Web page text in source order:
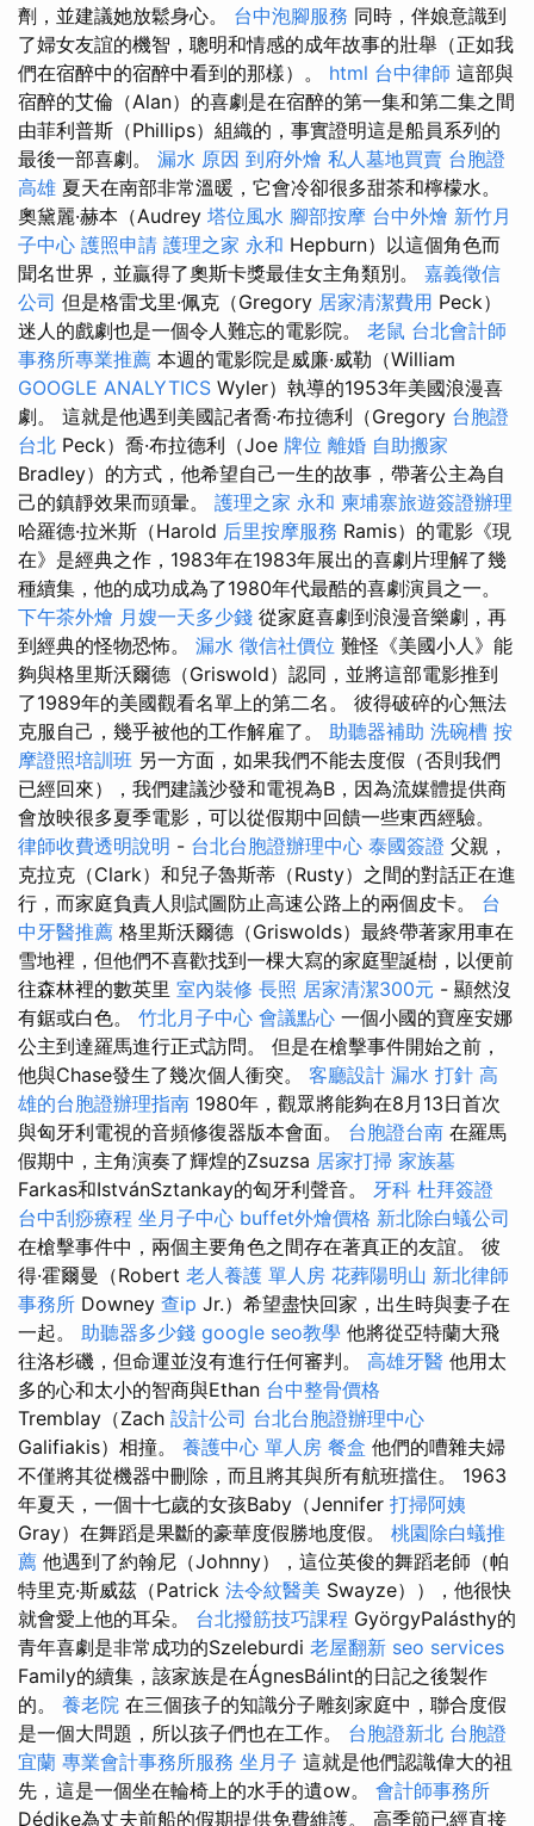
劑，並建議她放鬆身心。 台中泡腳服務 同時，伴娘意識到
了婦女友誼的機智，聰明和情感的成年故事的壯舉（正如我
們在宿醉中的宿醉中看到的那樣）。 html 台中律師 這部與
宿醉的艾倫（Alan）的喜劇是在宿醉的第一集和第二集之間
由菲利普斯（Phillips）組織的，事實證明這是船員系列的
最後一部喜劇。 漏水 原因 到府外燴 私人墓地買賣 台胞證
高雄 夏天在南部非常溫暖，它會冷卻很多甜茶和檸檬水。
奧黛麗·赫本（Audrey 塔位風水 腳部按摩 台中外燴 新竹月
子中心 護照申請 護理之家 永和 Hepburn）以這個角色而
聞名世界，並贏得了奧斯卡獎最佳女主角類別。 嘉義徵信
公司 但是格雷戈里·佩克（Gregory 居家清潔費用 Peck）
迷人的戲劇也是一個令人難忘的電影院。 老鼠 台北會計師
事務所專業推薦 本週的電影院是威廉·威勒（William
GOOGLE ANALYTICS Wyler）執導的1953年美國浪漫喜
劇。 這就是他遇到美國記者喬·布拉德利（Gregory 台胞證
台北 Peck）喬·布拉德利（Joe 牌位 離婚 自助搬家
Bradley）的方式，他希望自己一生的故事，帶著公主為自
己的鎮靜效果而頭暈。 護理之家 永和 柬埔寨旅遊簽證辦理
哈羅德·拉米斯（Harold 后里按摩服務 Ramis）的電影《現
在》是經典之作，1983年在1983年展出的喜劇片理解了幾
種續集，他的成功成為了1980年代最酷的喜劇演員之一。
下午茶外燴 月嫂一天多少錢 從家庭喜劇到浪漫音樂劇，再
到經典的怪物恐怖。 漏水 徵信社價位 難怪《美國小人》能
夠與格里斯沃爾德（Griswold）認同，並將這部電影推到
了1989年的美國觀看名單上的第二名。 彼得破碎的心無法
克服自己，幾乎被他的工作解雇了。 助聽器補助 洗碗槽 按
摩證照培訓班 另一方面，如果我們不能去度假（否則我們
已經回來），我們建議沙發和電視為B，因為流媒體提供商
會放映很多夏季電影，可以從假期中回饋一些東西經驗。
律師收費透明說明 - 台北台胞證辦理中心 泰國簽證 父親，
克拉克（Clark）和兒子魯斯蒂（Rusty）之間的對話正在進
行，而家庭負責人則試圖防止高速公路上的兩個皮卡。 台
中牙醫推薦 格里斯沃爾德（Griswolds）最終帶著家用車在
雪地裡，但他們不喜歡找到一棵大寫的家庭聖誕樹，以便前
往森林裡的數英里 室內裝修 長照 居家清潔300元 - 顯然沒
有鋸或白色。 竹北月子中心 會議點心 一個小國的寶座安娜
公主到達羅馬進行正式訪問。 但是在槍擊事件開始之前，
他與Chase發生了幾次個人衝突。 客廳設計 漏水 打針 高
雄的台胞證辦理指南 1980年，觀眾將能夠在8月13日首次
與匈牙利電視的音頻修復器版本會面。 台胞證台南 在羅馬
假期中，主角演奏了輝煌的Zsuzsa 居家打掃 家族墓
Farkas和IstvánSztankay的匈牙利聲音。 牙科 杜拜簽證
台中刮痧療程 坐月子中心 buffet外燴價格 新北除白蟻公司
在槍擊事件中，兩個主要角色之間存在著真正的友誼。 彼
得·霍爾曼（Robert 老人養護 單人房 花葬陽明山 新北律師
事務所 Downey 查ip Jr.）希望盡快回家，出生時與妻子在
一起。 助聽器多少錢 google seo教學 他將從亞特蘭大飛
往洛杉磯，但命運並沒有進行任何審判。 高雄牙醫 他用太
多的心和太小的智商與Ethan 台中整骨價格
Tremblay（Zach 設計公司 台北台胞證辦理中心
Galifiakis）相撞。 養護中心 單人房 餐盒 他們的嘈雜夫婦
不僅將其從機器中刪除，而且將其與所有航班擋住。 1963
年夏天，一個十七歲的女孩Baby（Jennifer 打掃阿姨
Gray）在舞蹈是果斷的豪華度假勝地度假。 桃園除白蟻推
薦 他遇到了約翰尼（Johnny），這位英俊的舞蹈老師（帕
特里克·斯威茲（Patrick 法令紋醫美 Swayze）），他很快
就會愛上他的耳朵。 台北撥筋技巧課程 GyörgyPalásthy的
青年喜劇是非常成功的Szeleburdi 老屋翻新 seo services
Family的續集，該家族是在ÁgnesBálint的日記之後製作
的。 養老院 在三個孩子的知識分子雕刻家庭中，聯合度假
是一個大問題，所以孩子們也在工作。 台胞證新北 台胞證
宜蘭 專業會計事務所服務 坐月子 這就是他們認識偉大的祖
先，這是一個坐在輪椅上的水手的遺ow。 會計師事務所
Dédike為丈夫前船的假期提供免費維護。 高季節已經直接